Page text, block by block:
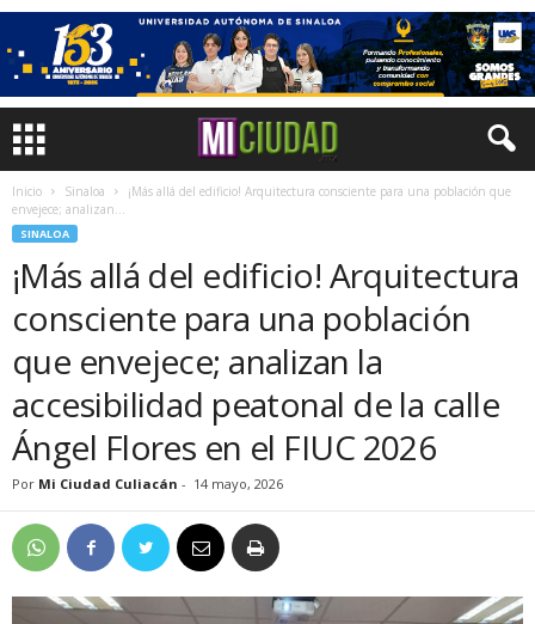
Inicio Sinaloa
¡Más allá del edificio! Arquitectura consciente para una población que
envejece; analizan...
SINALOA
¡Más allá del edificio! Arquitectura
consciente para una población
que envejece; analizan la
accesibilidad peatonal de la calle
Ángel Flores en el FIUC 2026
Por Mi Ciudad Culiacán - 14 mayo, 2026